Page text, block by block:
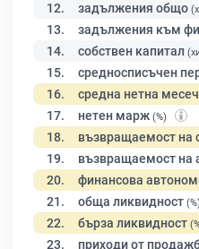
12. задължения общо
13. задължения към
14. собствен капитал
15. средносписъчен
16. средна нетна
17. нетен марж (%)
18. възвращаемост на
19. възвращаемост на
20. финансова
21. обща ликвидност (%)
22. бърза ликвидност
23. приходи от